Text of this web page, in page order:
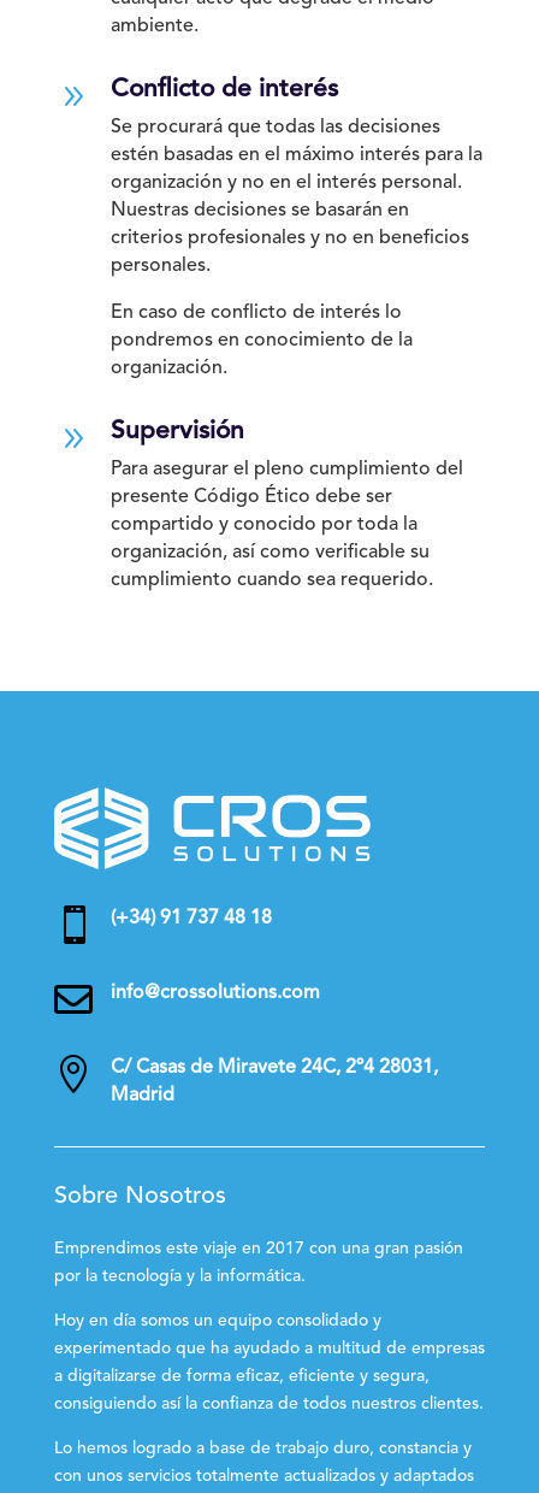
ambiente.
9 Conflicto de interés
Se procurará que todas las decisiones
estén basadas en el máximo interés para la
organización y no en el interés personal.
Nuestras decisiones se basarán en
criterios profesionales y no en beneficios
personales.
En caso de conflicto de interés lo
pondremos en conocimiento de la
organización.
9 Supervisión
Para asegurar el pleno cumplimiento del
presente Código Ético debe ser
compartido y conocido por toda la
organización, así como verificable su
cumplimiento cuando sea requerido.
 (+34) 91 737 48 18
 info@crossolutions.com

C/ Casas de Miravete 24C, 2º4 28031,
Madrid
Sobre Nosotros
Emprendimos este viaje en 2017 con una gran pasión
por la tecnología y la informática.
Hoy en día somos un equipo consolidado y
experimentado que ha ayudado a multitud de empresas
a digitalizarse de forma eficaz, eficiente y segura,
consiguiendo así la confianza de todos nuestros clientes.
Lo hemos logrado a base de trabajo duro, constancia y
con unos servicios totalmente actualizados y adaptados